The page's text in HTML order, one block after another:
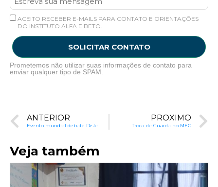
ACEITO RECEBER E-MAILS PARA CONTATO E ORIENTAÇÕES
DO INSTITUTO ALFA E BETO.
SOLICITAR CONTATO
Prometemos não utilizar suas informações de contato para
enviar qualquer tipo de SPAM.
ANTERIOR PRÓXIMO
Troca de Guarda no MEC
Veja também